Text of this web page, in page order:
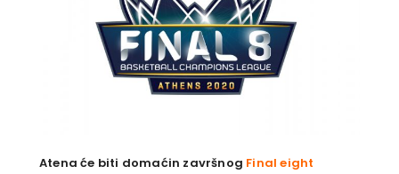
Atena će biti domaćin završnog Final eight